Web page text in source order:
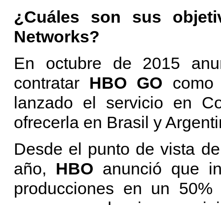
¿Cuáles son sus
Networks?
En octubre de 2015
contratar HBO GO
lanzado el servicio en
ofrecerla en Brasil y
Desde el punto de vista
año, HBO anunció que
producciones en un